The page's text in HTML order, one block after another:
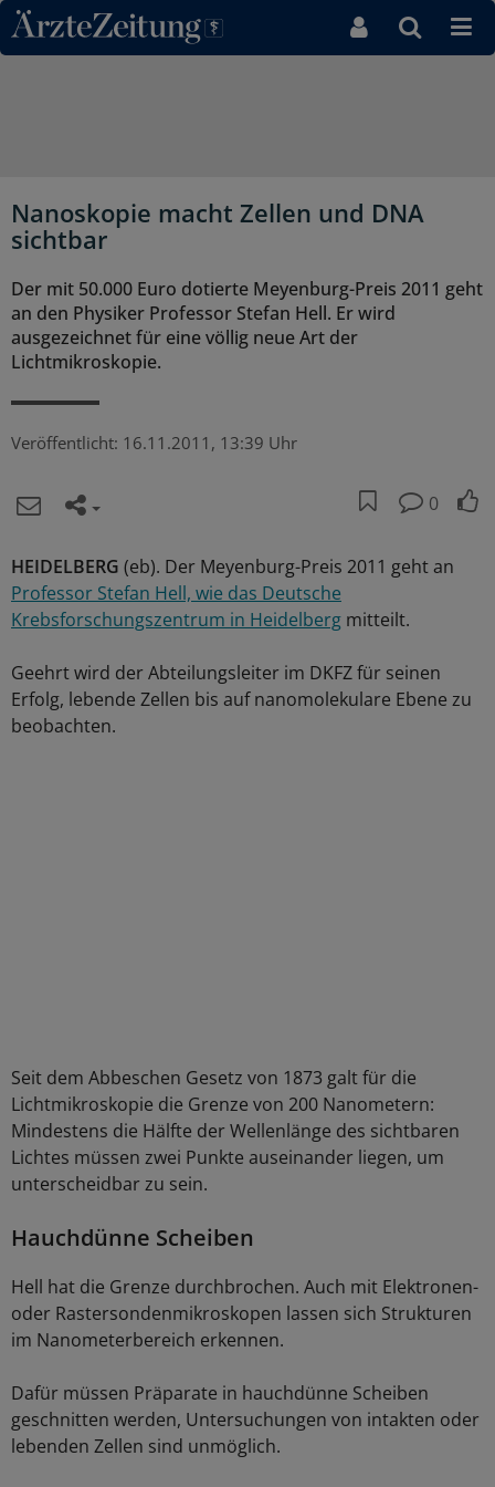
Direkt zum Inhaltsbereich
Nanoskopie macht Zellen und DNA
sichtbar
Der mit 50.000 Euro dotierte Meyenburg-Preis 2011 geht
an den Physiker Professor Stefan Hell. Er wird
ausgezeichnet für eine völlig neue Art der
Lichtmikroskopie.
Veröffentlicht: 16.11.2011, 13:39 Uhr
0
HEIDELBERG (eb). Der Meyenburg-Preis 2011 geht an
Professor Stefan Hell, wie das Deutsche
Krebsforschungszentrum in Heidelberg mitteilt.
Geehrt wird der Abteilungsleiter im DKFZ für seinen
Erfolg, lebende Zellen bis auf nanomolekulare Ebene zu
beobachten.
Seit dem Abbeschen Gesetz von 1873 galt für die
Lichtmikroskopie die Grenze von 200 Nanometern:
Mindestens die Hälfte der Wellenlänge des sichtbaren
Lichtes müssen zwei Punkte auseinander liegen, um
unterscheidbar zu sein.
Hauchdünne Scheiben
Hell hat die Grenze durchbrochen. Auch mit Elektronen-
oder Rastersondenmikroskopen lassen sich Strukturen
im Nanometerbereich erkennen.
Dafür müssen Präparate in hauchdünne Scheiben
geschnitten werden, Untersuchungen von intakten oder
lebenden Zellen sind unmöglich.